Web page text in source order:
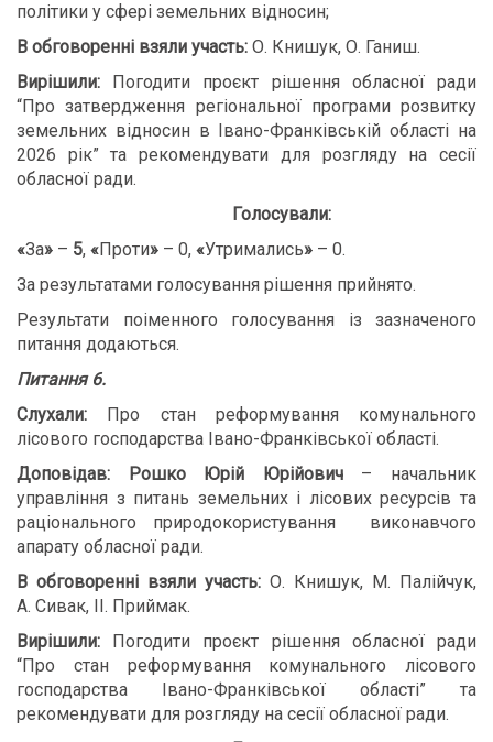
політики у сфері земельних відносин;
В обговоренні взяли участь: О. Книшук, О. Ганиш.
Вирішили: Погодити проєкт рішення обласної ради
“Про затвердження регіональної програми розвитку
земельних відносин в Івано-Франківській області на
2026 рік” та рекомендувати для розгляду на сесії
обласної ради.
Голосували:
«За» – 5, «Проти» – 0, «Утримались» – 0.
За результатами голосування рішення прийнято.
Результати поіменного голосування із зазначеного
питання додаються.
Питання 6.
Слухали: Про стан реформування комунального
лісового господарства Івано-Франківської області.
Доповідав: Рошко Юрій Юрійович– начальник
управління з питань земельних і лісових ресурсів та
раціонального природокористування
виконавчого
апарату обласної ради.
В обговоренні взяли участь: О. Книшук, М. Палійчук,
А. Сивак, ІІ. Приймак.
Вирішили: Погодити проєкт рішення обласної ради
“Про стан реформування комунального лісового
господарства Івано-Франківської області” та
рекомендувати для розгляду на сесії обласної ради.